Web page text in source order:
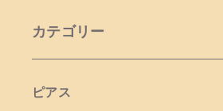
カテゴリー
ピアス